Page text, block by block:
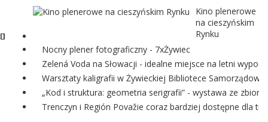
Kino plenerowe
na cieszyńskim
Rynku
Nocny plener fotograficzny - 7xŻywiec
Zelená Voda na Słowacji - idealne miejsce na letni
Warsztaty kaligrafii w Żywieckiej Bibliotece Samorządowej
„Kod i struktura: geometria serigrafii” - wystawa ze
Trenczyn i Región Považie coraz bardziej dostępne dla